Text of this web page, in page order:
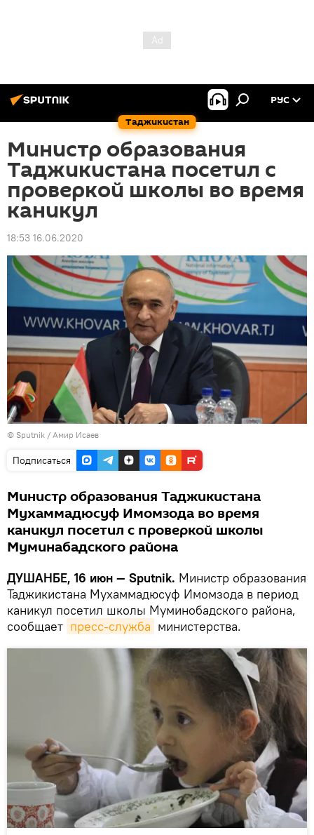
Таджикистан
РУС
Министр образования
Таджикистана посетил с
проверкой школы во время
каникул
18:53 16.06.2020
© Sputnik / Амир Исаев
Подписаться
Министр образования Таджикистана
Мухаммадюсуф Имомзода во время
каникул посетил с проверкой школы
Муминабадского района
ДУШАНБЕ, 16 июн — Sputnik. Министр образования
Таджикистана Мухаммадюсуф Имомзода в период
каникул посетил школы Муминобадского района,
сообщает пресс-служба министерства.